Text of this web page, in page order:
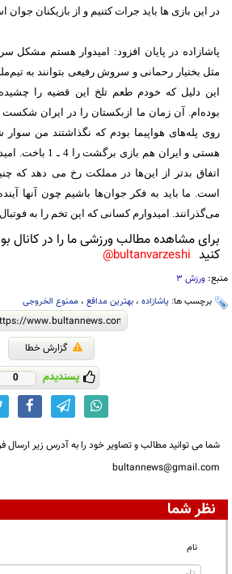
در این بازی ها باید جرات کتنیم و از بازیکنان جوان
پاشازاده در پایان افزود: امیدوار هستم مشکل
مثل بختیار رحمانی و سروش رفیعی بتوانند به
بوده‌ام. آن زمان ما ازبکستان را در ایران
روی پله‌های هواپیما بودم که نگذاشتند من سوار
هستی و ایران هم
اتفاق بدتر از این‌ها در مملکت رخ می‌ دهد که
است. ما باید به فکر جوان‌ها باشیم چون آنها
می‌گذرانند. امیدوارم کسانی که این تخم را به
برای مشاهده مطالب ورزشی ما را در کانال
کنید bultanvarzeshi@
منبع: ورزش 3
برچسب ها: پاشازاده ، بهترین مدافع ، ممنوع الخروجی
گزارش خطا
پسندیدم 0
شما می توانید مطالب و تصاویر خود را به آدرس زیر ارسال
bultannews@gmail.com
نظر شما
نام